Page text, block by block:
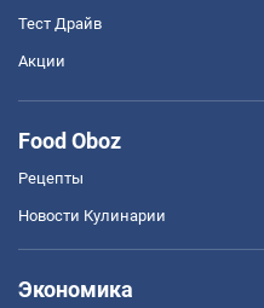
Тест Драйв
Акции
Food Oboz
Рецепты
Новости Кулинарии
Экономика